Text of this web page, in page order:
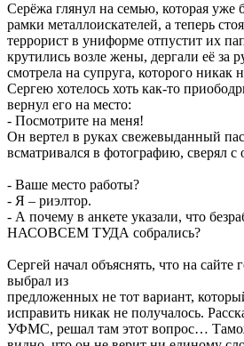
Серёжа глянул на семью, которая уже
рамки металлоискателей, а теперь
террорист в униформе отпустит их
крутились возле жены, дергали её за
смотрела на супруга, которого никак
Сергею хотелось хоть как-то
вернул его на место:
- Посмотрите на меня!
Он вертел в руках свежевыданный
всматривался в фотографию, сверял с
- Ваше место работы?
- Я – риэлтор.
- А почему в анкете указали, что
НАСОВСЕМ ТУДА собрались?
Сергей начал объяснять, что на сайте
выбрал из
предложенных не тот вариант,
исправить никак не получалось.
УФМС, решал там этот вопрос…